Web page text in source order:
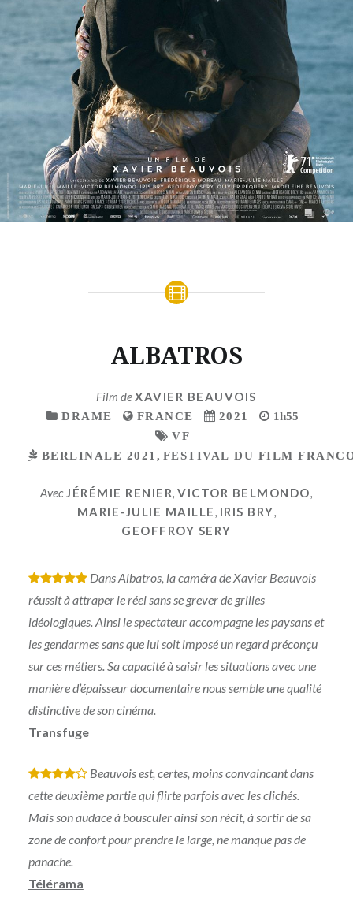
ALBATROS
Film deXAVIER BEAUVOIS
DRAME FRANCE 2021
1h55
VF
BERLINALE 2021 , FESTIVAL DU FILM
AvecJÉRÉMIE RENIER,VICTOR BELMONDO,
MARIE-JULIE MAILLE, IRIS BRY,
GEOFFROY SERY
* * * * *Dans Albatros, la caméra de Xavier Beauvois
réussit à attraper le réel sans se grever de grilles
idéologiques. Ainsi le spectateur accompagne les paysans et
les gendarmes sans que lui soit imposé un regard préconçu
sur ces métiers. Sa capacité à saisir les situations avec une
manière d’épaisseur documentaire nous semble une qualité
distinctive de son cinéma.
Transfuge
* * * *
Beauvois est, certes, moins convaincant dans
cette deuxième partie qui flirte parfois avec les clichés.
Mais son audace à bousculer ainsi son récit, à sortir de sa
zone de confort pour prendre le large, ne manque pas de
panache.
Télérama